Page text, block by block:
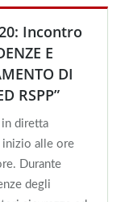
Incontro
E
DI
RSPP”
in diretta
alle ore
Durante
degli